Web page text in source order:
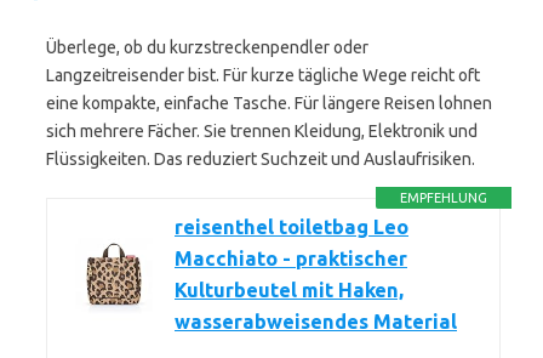
Überlege, ob du kurzstreckenpendler oder
Langzeitreisender bist. Für kurze tägliche Wege reicht oft
eine kompakte, einfache Tasche. Für längere Reisen lohnen
sich mehrere Fächer. Sie trennen Kleidung, Elektronik und
Flüssigkeiten. Das reduziert Suchzeit und Auslaufrisiken.
EMPFEHLUNG
reisenthel toiletbag Leo
Macchiato - praktischer
Kulturbeutel mit Haken,
wasserabweisendes Material